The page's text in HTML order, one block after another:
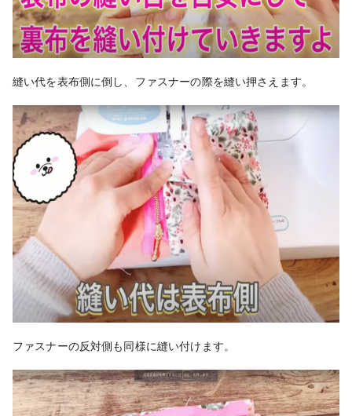
縫い代を表布側に倒し、ファスナーの際を縫い押さえます。
ファスナーの反対側も同様に縫い付けます。